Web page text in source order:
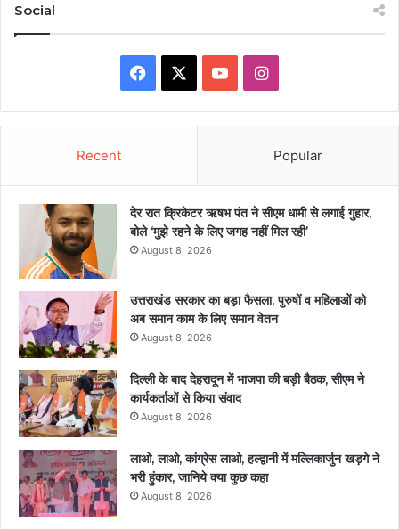
Social
Facebook YouTubeInstagram
Recent Popular
देर रात क्रिकेटर ऋषभ पंत ने सीएम धामी से लगाई गुहार,
बोले ‘मुझे रहने के लिए जगह नहीं मिल रही’
August 8, 2026
उत्तराखंड सरकार का बड़ा फैसला, पुरुषों व महिलाओं को
अब समान काम के लिए समान वेतन
August 8, 2026
दिल्ली के बाद देहरादून में भाजपा की बड़ी बैठक, सीएम ने
कार्यकर्ताओं से किया संवाद
August 8, 2026
लाओ, लाओ, कांग्रेस लाओ, हल्द्वानी में मल्लिकार्जुन खड़गे ने
भरी हुंकार, जानिये क्या कुछ कहा
August 8, 2026